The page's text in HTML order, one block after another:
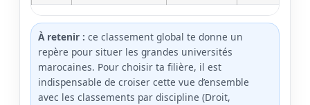
À retenir : ce classement global te donne un
repère pour situer les grandes universités
marocaines. Pour choisir ta filière, il est
indispensable de croiser cette vue d’ensemble
avec les classements par discipline (Droit,